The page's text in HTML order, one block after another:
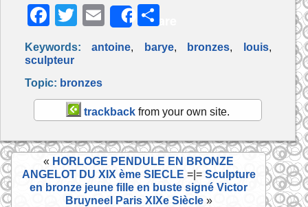
F
c
e
b
o
o
k
T
itt
er
E
m
ai
Share
ta
er
Keywords:antoine, barye, bronzes, louis,
sculpteur
Topic: bronzes
trackback from your own site.
« HORLOGE PENDULE EN BRONZE
ANGELOT DU XIX ème SIECLE =|= Sculpture
en bronze jeune fille en buste signé Victor
Bruyneel Paris XIXe Siècle»